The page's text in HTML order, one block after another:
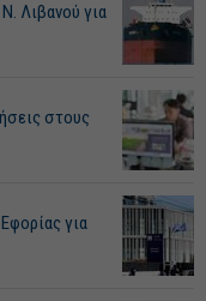
Λιβανού για
στους
για